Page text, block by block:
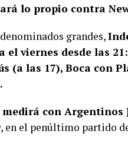
lo propio contra
grandes,
el viernes desde las
(a las 17), Boca con
medirá con
, en el penúltimo partido